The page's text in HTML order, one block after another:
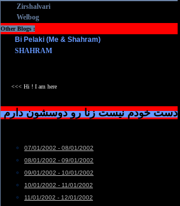
Zirshalvari
Welbog
Other Blogs :
Bi Pelaki (Me & Shahram)
SHAHRAM
<<< Hi ! I am here
دست خودم نیست زنا رو دوسشون دارم
07/01/2002 - 08/01/2002
08/01/2002 - 09/01/2002
09/01/2002 - 10/01/2002
10/01/2002 - 11/01/2002
11/01/2002 - 12/01/2002